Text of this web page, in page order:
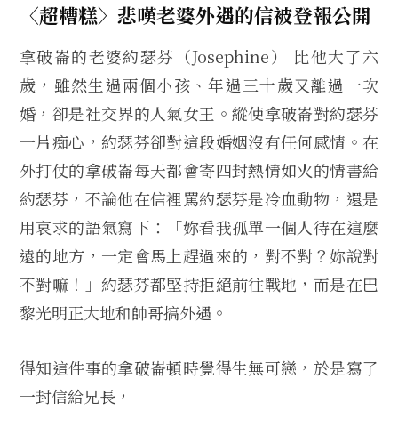
〈超糟糕〉悲嘆老婆外遇的信被登報公開
拿破崙的老婆約瑟芬（Josephine） 比他大了六
歲，雖然生過兩個小孩、年過三十歲又離過一次
婚，卻是社交界的人氣女王。縱使拿破崙對約瑟芬
一片痴心，約瑟芬卻對這段婚姻沒有任何感情。在
外打仗的拿破崙每天都會寄四封熱情如火的情書給
約瑟芬，不論他在信裡罵約瑟芬是冷血動物，還是
用哀求的語氣寫下：「妳看我孤單一個人待在這麼
遠的地方，一定會馬上趕過來的，對不對？妳說對
不對嘛！」約瑟芬都堅持拒絕前往戰地，而是在巴
黎光明正大地和帥哥搞外遇。
得知這件事的拿破崙頓時覺得生無可戀，於是寫了
一封信給兄長，